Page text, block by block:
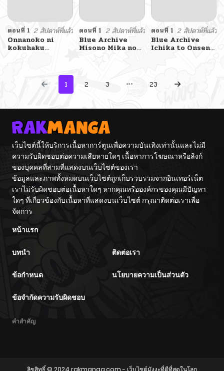
ตอนที่ 1 2 สัปดาห์ที่แล้ว
Onnanoko ni
kokuhaku
ตอนที่ 1 2 สัปดาห์ที่แล้ว
Blue Archive
Misono Mika no
ตอนที่ 1 2 สัปดาห์ที่แล้ว
Blue Archive
Ichika to Onsen
1
2 3 23
เว็บไซต์นี้ให้บริการเนื้อหาการ์ตูนเพื่อความบันเทิงเท่านั้นและไม่มี
ความรับผิดชอบต่อความเสียหายใดๆ เนื้อหาการโฆษณาหรือลิงก์
ของบุคคลที่สามที่แสดงบนเว็บไซต์ของเรา
ข้อมูลและภาพทั้งหมดบนเว็บไซต์ถูกเก็บรวบรวมจากอินเทอร์เน็ต
เราไม่รับผิดชอบต่อเนื้อหาใดๆ หากคุณหรือองค์กรของคุณมีปัญหา
ใดๆ ที่เกี่ยวข้องกับเนื้อหาที่แสดงบนเว็บไซต์ กรุณาติดต่อเราเพื่อ
จัดการ
หน้าแรก
บทนำ ติดต่อเรา
ข้อกำหนด นโยบายความเป็นส่วนตัว
ข้อจำกัดความรับผิดชอบ
คำสำคัญ
ลิขสิทธิ์ © 2024 rakmanga.com- เว็บไซต์มังงะที่ดีที่สุดในโลก